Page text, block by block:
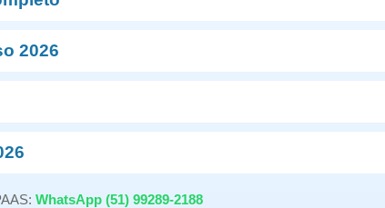
2026
WhatsApp (51) 99289-2188